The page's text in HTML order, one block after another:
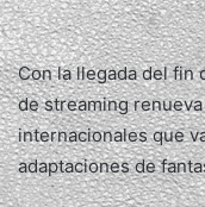
Con la llegada del fin
de streaming
internacionales que
adaptaciones de